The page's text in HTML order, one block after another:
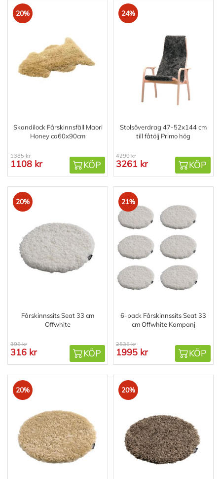
20%
Skandilock Fårskinnsfäll Maori
Honey ca60x90cm
1385 kr
1108 kr KÖP
24%
Stolsöverdrag 47-52x144 cm
till fåtölj Primo hög
4290 kr
3261 kr KÖP
20%
Fårskinnssits Seat 33 cm
Offwhite
395 kr
316 kr KÖP
21%
6-pack Fårskinnssits Seat 33
cm Offwhite Kampanj
2535 kr
1995 kr KÖP
20% 20%